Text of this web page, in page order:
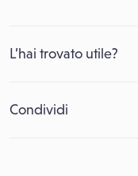
L’hai trovato utile?
Condividi